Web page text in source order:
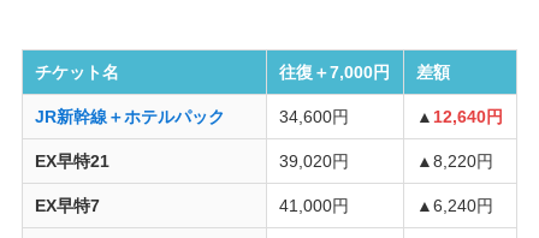
チケット名 往復＋7,000円 差額
JR新幹線＋ホテルパック 34,600円 ▲ 12,640円
EX早特21 39,020円 ▲8,220円
EX早特7 41,000円 ▲6,240円